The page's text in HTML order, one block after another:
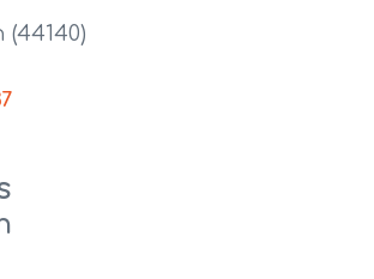
(44140)